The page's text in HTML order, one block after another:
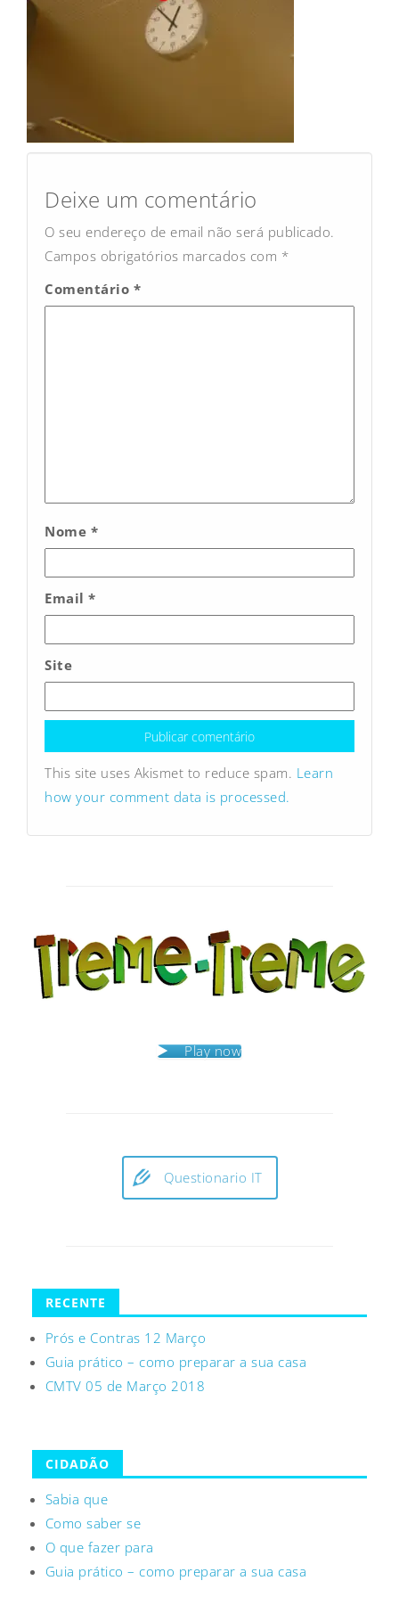
navigation
Deixe um comentário
O seu endereço de email não será publicado.
Campos obrigatórios marcados com *
Comentário *
Nome *
Email *
Site
This site uses Akismet to reduce spam. Learn
how your comment data is processed.
Play now
Questionario IT
RECENTE
Prós e Contras 12 Março
Guia prático – como preparar a sua casa
CMTV 05 de Março 2018
CIDADÃO
Sabia que
Como saber se
O que fazer para
Guia prático – como preparar a sua casa